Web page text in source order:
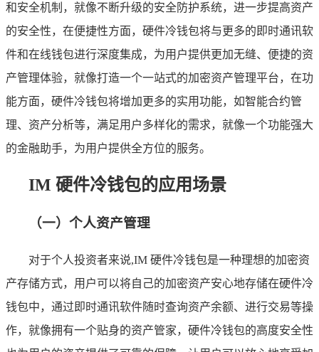
和安全机制，就像不断升级的安全防护系统，进一步提高资产
的安全性，在便捷性方面，硬件冷钱包将与更多的即时通讯软
件和在线钱包进行深度集成，为用户提供更加无缝、便捷的资
产管理体验，就像打造一个一站式的加密资产管理平台，在功
能方面，硬件冷钱包将增加更多的实用功能，如智能合约管
理、资产分析等，满足用户多样化的需求，就像一个功能强大
的金融助手，为用户提供全方位的服务。
IM 硬件冷钱包的应用场景
（一）个人资产管理
对于个人投资者来说,IM 硬件冷钱包是一种理想的加密资
产存储方式，用户可以将自己的加密资产安心地存储在硬件冷
钱包中，通过即时通讯软件随时查询资产余额、进行交易等操
作，就像拥有一个贴身的资产管家，硬件冷钱包的高度安全性